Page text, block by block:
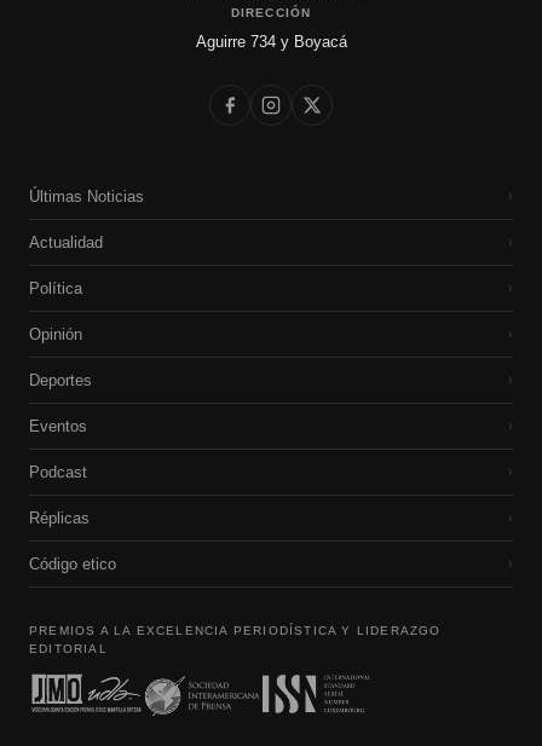
DIRECCIÓN
Aguirre 734 y Boyacá
Últimas Noticias ›
Actualidad ›
Política ›
Opinión ›
Deportes ›
Eventos ›
Podcast ›
Réplicas ›
Código etico ›
PREMIOS A LA EXCELENCIA PERIODÍSTICA Y LIDERAZGO
EDITORIAL